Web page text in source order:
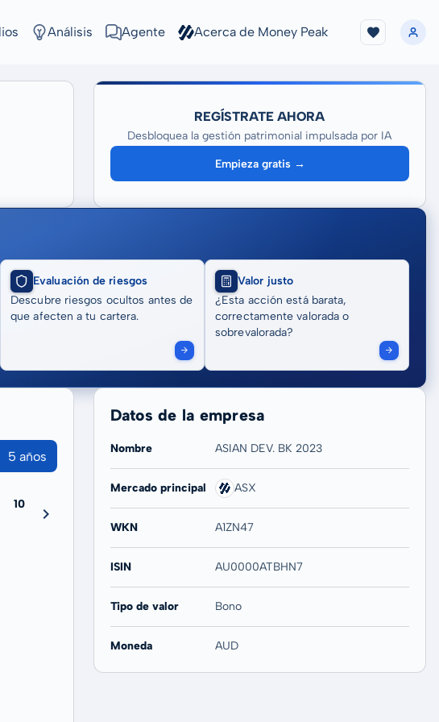
Análisis Agente Acerca de Money Peak
REGÍSTRATE AHORA
Desbloquea la gestión patrimonial impulsada por IA
Empieza gratis →
Evaluación de riesgos
Descubre riesgos ocultos antes de
que afecten a tu cartera.
Valor justo
¿Esta acción está barata,
correctamente valorada o
sobrevalorada?
5 años
10 años
-
Datos de la empresa
Nombre ASIAN DEV. BK 2023
Mercado principal ASX
WKN A1ZN47
ISIN AU0000ATBHN7
Tipo de valor Bono
Moneda AUD